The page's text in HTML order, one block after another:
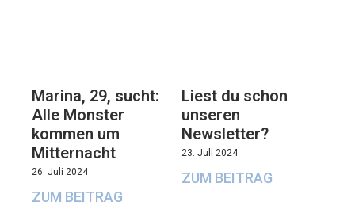
Marina, 29, sucht:
Alle Monster
kommen um
Mitternacht
26. Juli 2024
ZUM BEITRAG
Liest du schon
unseren
Newsletter?
23. Juli 2024
ZUM BEITRAG